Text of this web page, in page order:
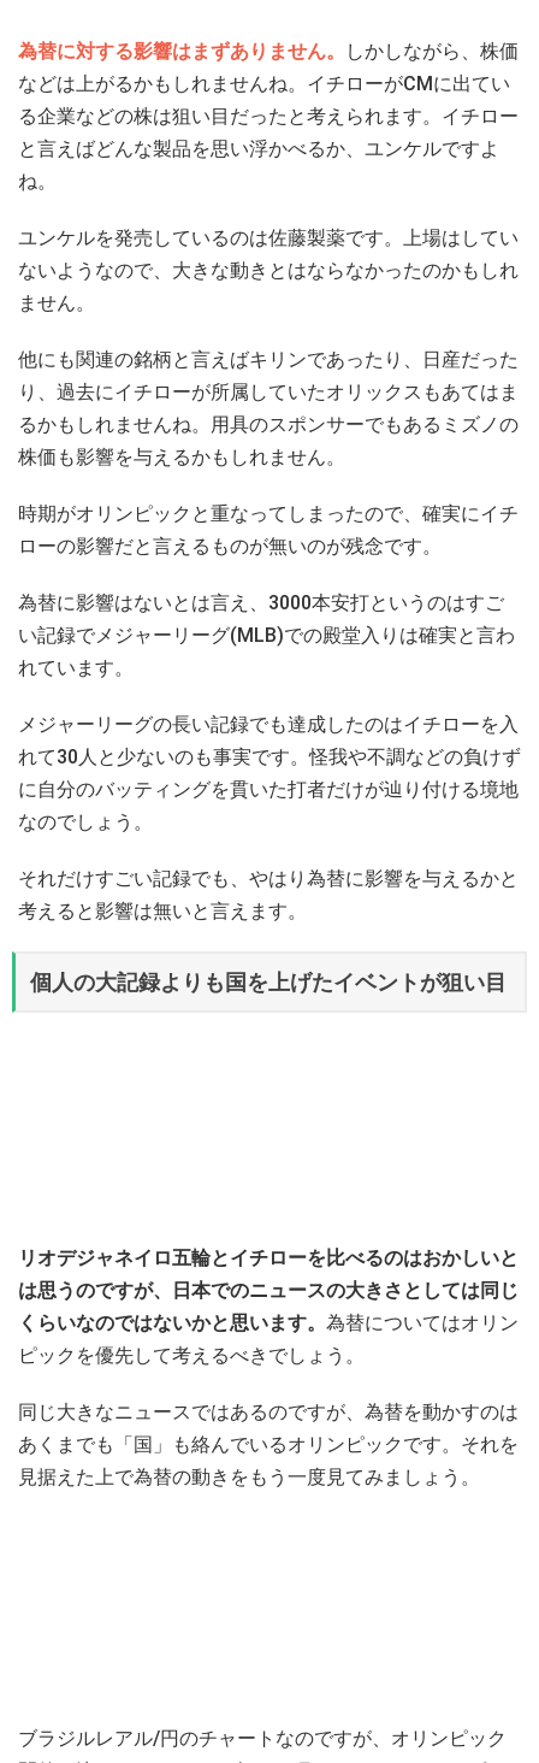
為替に対する影響はまずありません。
しかしながら、株価
などは上がるかもしれませんね。イチローがCMに出てい
る企業などの株は狙い目だったと考えられます。イチロー
と言えばどんな製品を思い浮かべるか、ユンケルですよ
ね。
ユンケルを発売しているのは佐藤製薬です。上場はしてい
ないようなので、大きな動きとはならなかったのかもしれ
ません。
他にも関連の銘柄と言えばキリンであったり、日産だった
り、過去にイチローが所属していたオリックスもあてはま
るかもしれませんね。用具のスポンサーでもあるミズノの
株価も影響を与えるかもしれません。
時期がオリンピックと重なってしまったので、確実にイチ
ローの影響だと言えるものが無いのが残念です。
為替に影響はないとは言え、3000本安打というのはすご
い記録でメジャーリーグ(MLB)での殿堂入りは確実と言わ
れています。
メジャーリーグの長い記録でも達成したのはイチローを入
れて30人と少ないのも事実です。怪我や不調などの負けず
に自分のバッティングを貫いた打者だけが辿り付ける境地
なのでしょう。
それだけすごい記録でも、やはり為替に影響を与えるかと
考えると影響は無いと言えます。
個人の大記録よりも国を上げたイベントが狙い目
リオデジャネイロ五輪とイチローを比べるのはおかしいと
は思うのですが、日本でのニュースの大きさとしては同じ
くらいなのではないかと思います。 為替についてはオリン
ピックを優先して考えるべきでしょう。
同じ大きなニュースではあるのですが、為替を動かすのは
あくまでも「国」も絡んでいるオリンピックです。それを
見据えた上で為替の動きをもう一度見てみましょう。
ブラジルレアル/円のチャートなのですが、オリンピック